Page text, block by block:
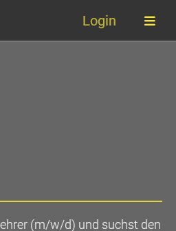
Login
(m/w/d) und suchst den